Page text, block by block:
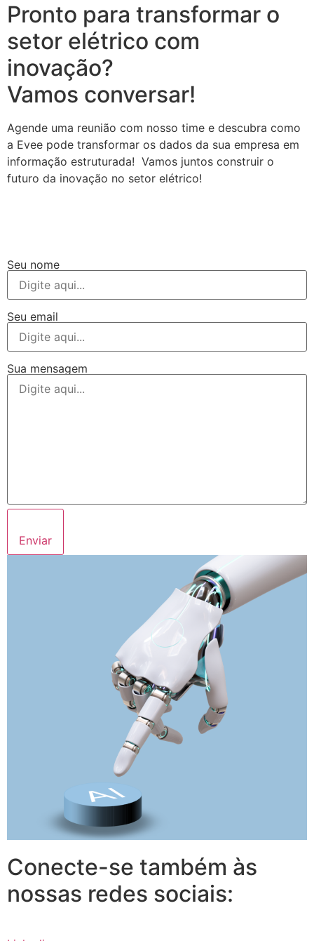
Pronto para transformar o
setor elétrico com
inovação?
Vamos conversar!
Agende uma reunião com nosso time e descubra como
a Evee pode transformar os dados da sua empresa em
informação estruturada! Vamos juntos construir o
futuro da inovação no setor elétrico!
Seu nome
Seu email
Sua mensagem
Enviar
Conecte-se também às
nossas redes sociais: